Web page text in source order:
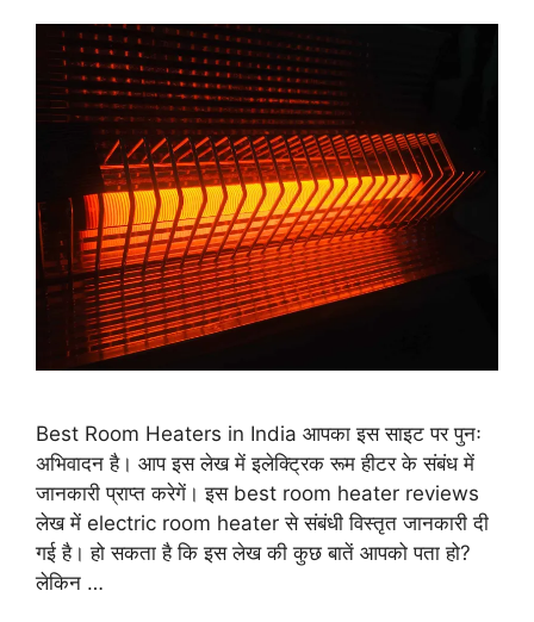
Best Room Heaters in India आपका इस साइट पर पुनः
अभिवादन है। आप इस लेख में इलेक्ट्रिक रूम हीटर के संबंध में
जानकारी प्राप्त करेगें। इस best room heater reviews
लेख में electric room heater से संबंधी विस्तृत जानकारी दी
गई है। हो सकता है कि इस लेख की कुछ बातें आपको पता हो?
लेकिन …